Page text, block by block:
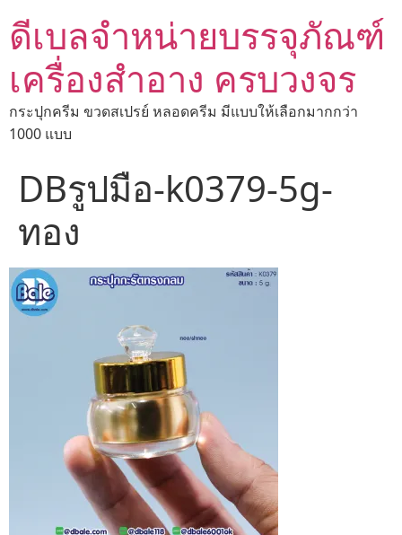
ดีเบลจำหน่ายบรรจุภัณฑ์
เครื่องสำอาง ครบวงจร
กระปุกครีม ขวดสเปรย์ หลอดครีม มีแบบให้เลือกมากกว่า
1000 แบบ
DBรูปมือ-k0379-5g-
ทอง